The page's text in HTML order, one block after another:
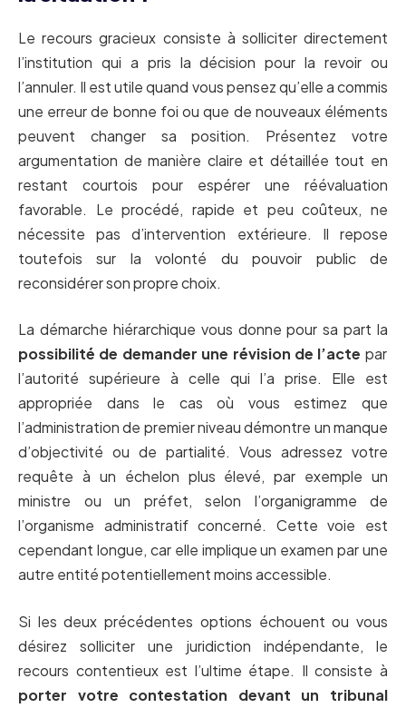
Le recours gracieux consiste à solliciter directement
l’institution qui a pris la décision pour la revoir ou
l’annuler. Il est utile quand vous pensez qu’elle a commis
une erreur de bonne foi ou que de nouveaux éléments
peuvent changer sa position. Présentez votre
argumentation de manière claire et détaillée tout en
restant courtois pour espérer une réévaluation
favorable. Le procédé, rapide et peu coûteux, ne
nécessite pas d’intervention extérieure. Il repose
toutefois sur la volonté du pouvoir public de
reconsidérer son propre choix.
La démarche hiérarchique vous donne pour sa part la
possibilité de demander une révision de l’acte par
l’autorité supérieure à celle qui l’a prise. Elle est
appropriée dans le cas où vous estimez que
l’administration de premier niveau démontre un manque
d’objectivité ou de partialité. Vous adressez votre
requête à un échelon plus élevé, par exemple un
ministre ou un préfet, selon l’organigramme de
l’organisme administratif concerné. Cette voie est
cependant longue, car elle implique un examen par une
autre entité potentiellement moins accessible.
Si les deux précédentes options échouent ou vous
désirez solliciter une juridiction indépendante, le
recours contentieux est l’ultime étape. Il consiste à
porter votre contestation devant un tribunal